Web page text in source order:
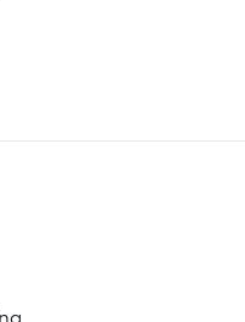
funktioner, du kan
for/bag
El-foldbare spejle m.
gennem Toyota
garanti op til 10 år/